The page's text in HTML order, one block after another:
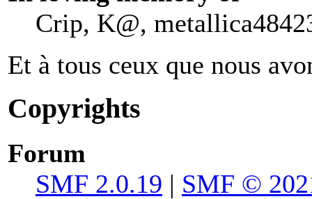
Crip, K@,
Et à tous ceux que nous
Copyrights
Forum
SMF 2.0.19 | SMF ©